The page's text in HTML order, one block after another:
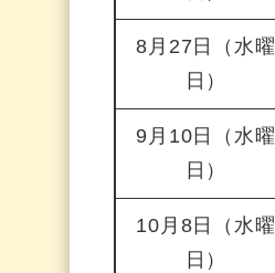
8月27日（水曜
日）
9月10日（水曜
日）
10月8日（水曜
日）